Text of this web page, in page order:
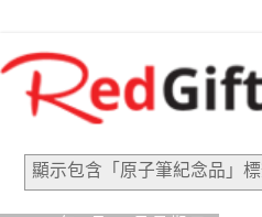
顯示包含「原子筆紀念品」